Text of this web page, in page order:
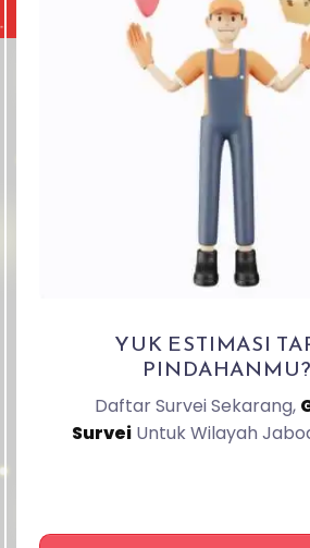
YUK ESTIMASI
PINDAHANMU?
Daftar Survei Sekarang,
SurveiUntuk Wilayah